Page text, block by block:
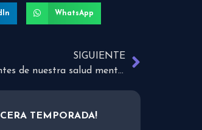
WhatsApp
SIGUIENTE
¿Cómo ser conscientes de nuestra salud mental?
TEMPORADA!